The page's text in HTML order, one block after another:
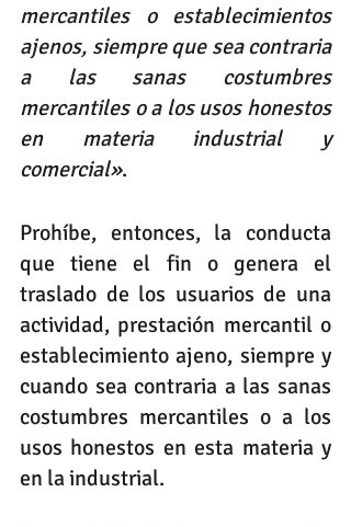
mercantiles o establecimientos
ajenos, siempre que sea contraria
a las sanas costumbres
mercantiles o a los usos honestos
en materia industrial y
comercial».
Prohíbe, entonces, la conducta
que tiene el fin o genera el
traslado de los usuarios de una
actividad, prestación mercantil o
establecimiento ajeno, siempre y
cuando sea contraria a las sanas
costumbres mercantiles o a los
usos honestos en esta materia y
en la industrial.